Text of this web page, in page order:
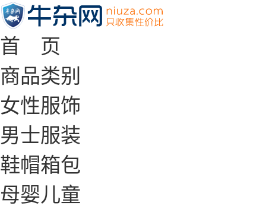
首 页
商品类别
女性服饰
男士服装
鞋帽箱包
母婴儿童